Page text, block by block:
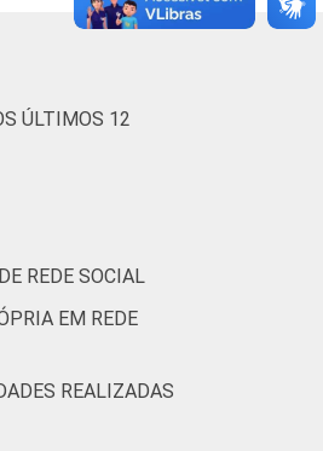
coletados entre
ÚLTIMOS 12
REDE SOCIAL
EM REDE
REALIZADAS